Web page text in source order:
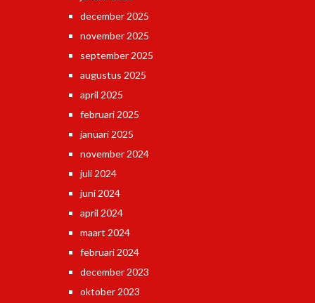
december 2025
november 2025
september 2025
augustus 2025
april 2025
februari 2025
januari 2025
november 2024
juli 2024
juni 2024
april 2024
maart 2024
februari 2024
december 2023
oktober 2023